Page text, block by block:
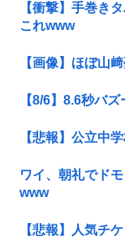
【衝撃】手巻き
これwww
【画像】ほぼ山
【8/6】8.6秒バ
【悲報】公立中
ワイ、朝礼でド
www
【悲報】人気チ